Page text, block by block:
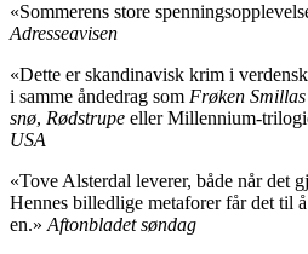
«Sommerens store
Adresseavisen
«Dette er skandinavisk krim i
i samme åndedrag som Frøken
snø, Rødstrupe eller Millennium-
USA
«Tove Alsterdal leverer, både når det
Hennes billedlige metaforer får det til
en.» Aftonbladet søndag